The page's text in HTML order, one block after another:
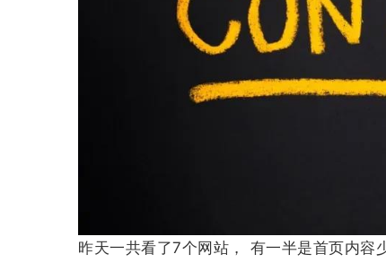
昨天一共看了7个网站， 有一半是首页内容